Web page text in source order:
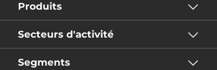
Produits
Secteurs d'activité
Segments